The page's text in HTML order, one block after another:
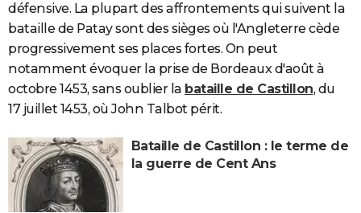
défensive. La plupart des affrontements qui suivent la
bataille de Patay sont des sièges où l'Angleterre cède
progressivement ses places fortes. On peut
notamment évoquer la prise de Bordeaux d'août à
octobre 1453, sans oublier la bataille de Castillon, du
17 juillet 1453, où John Talbot périt.
Bataille de Castillon : le terme de
la guerre de Cent Ans